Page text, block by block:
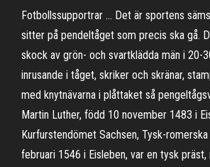
Fotbollssupportrar … Det är sportens
sitter på pendeltåget som precis ska gå.
skock av grön- och svartklädda män i 20-
inrusande i tåget, skriker och skränar,
med knytnävarna i plåttaket så
Martin Luther, född 10 november 1483 i
Kurfurstendömet Sachsen, Tysk-
februari 1546 i Eisleben, var en tysk